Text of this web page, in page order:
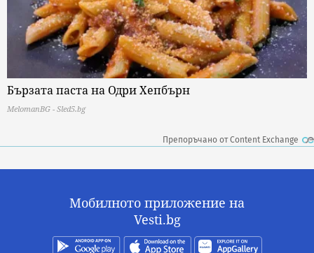
Бързата паста на Одри Хепбърн
MelomanBG - Sled5.bg
Препоръчано от Content Exchange
Мобилното приложение на
Vesti.bg